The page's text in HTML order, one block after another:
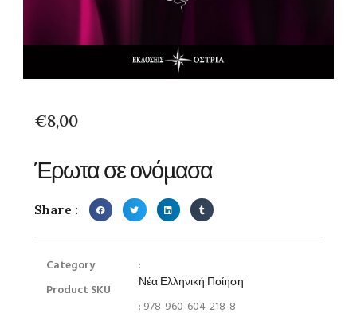
€8,00
Έρωτα σε ονόμασα
Share :
Category
Product SKU
:
Νέα Ελληνική Ποίηση
: 978-960-604-218-8